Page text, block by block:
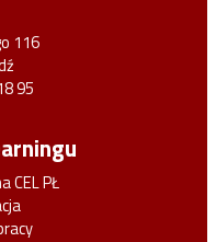
116
95
CEL PŁ